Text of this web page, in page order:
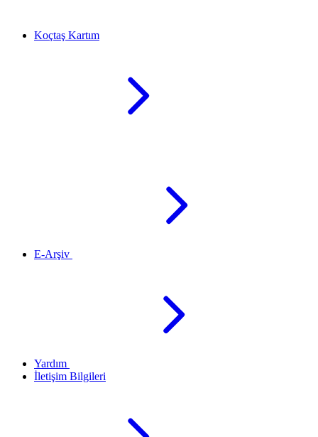
Koçtaş Kartım
E-Arşiv
Yardım
İletişim Bilgileri